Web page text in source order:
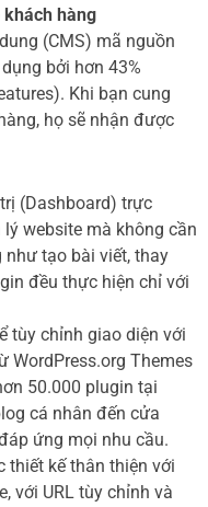
khách hàng
(CMS) mã nguồn
bởi hơn 43%
Khi bạn cung
họ sẽ nhận được
(Dashboard) trực
website mà không cần
như tạo bài viết, thay
đều thực hiện chỉ với
tùy chỉnh giao diện với
WordPress.org Themes
50.000 plugin tại
cá nhân đến cửa
ứng mọi nhu cầu.
thiết kế thân thiện với
với URL tùy chỉnh và